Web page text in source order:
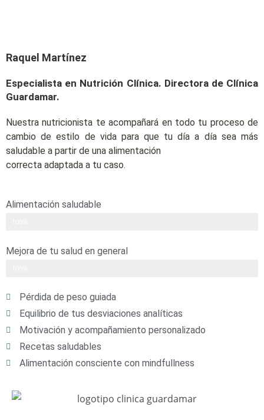
Raquel Martínez
Especialista en Nutrición Clínica. Directora de Clínica
Guardamar.
Nuestra nutricionista te acompañará en todo tu proceso de
cambio de estilo de vida para que tu día a día sea más
saludable a partir de una alimentación
correcta adaptada a tu caso.
Alimentación saludable
Mejora de tu salud en general
Pérdida de peso guiada
Equilibrio de tus desviaciones analíticas
Motivación y acompañamiento personalizado
Recetas saludables
Alimentación consciente con mindfullness